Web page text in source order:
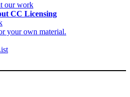
our work
CC Licensing
your own material.